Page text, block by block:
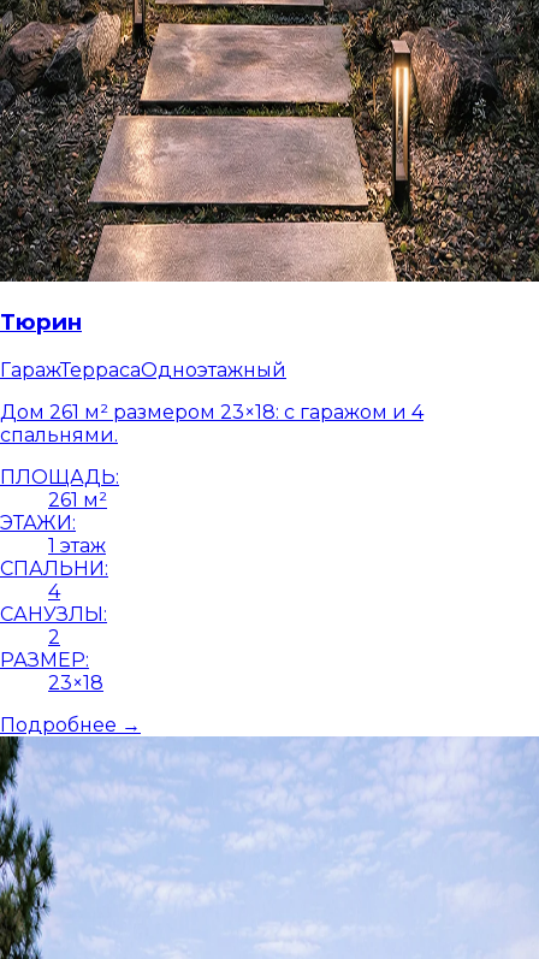
Тюрин
ГаражТеррасаОдноэтажный
Дом 261 м² размером 23×18: с гаражом и 4
спальнями.
ПЛОЩАДЬ:
261 м²
ЭТАЖИ:
1 этаж
СПАЛЬНИ:
4
САНУЗЛЫ:
2
РАЗМЕР:
23×18
Подробнее →